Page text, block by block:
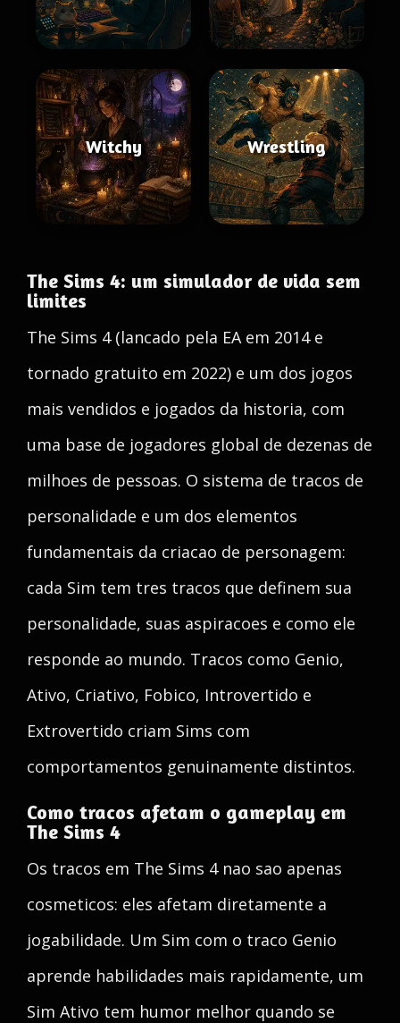
Witchy Wrestling
The Sims 4: um simulador de vida sem
limites
The Sims 4 (lancado pela EA em 2014 e
tornado gratuito em 2022) e um dos jogos
mais vendidos e jogados da historia, com
uma base de jogadores global de dezenas de
milhoes de pessoas. O sistema de tracos de
personalidade e um dos elementos
fundamentais da criacao de personagem:
cada Sim tem tres tracos que definem sua
personalidade, suas aspiracoes e como ele
responde ao mundo. Tracos como Genio,
Ativo, Criativo, Fobico, Introvertido e
Extrovertido criam Sims com
comportamentos genuinamente distintos.
Como tracos afetam o gameplay em
The Sims 4
Os tracos em The Sims 4 nao sao apenas
cosmeticos: eles afetam diretamente a
jogabilidade. Um Sim com o traco Genio
aprende habilidades mais rapidamente, um
Sim Ativo tem humor melhor quando se